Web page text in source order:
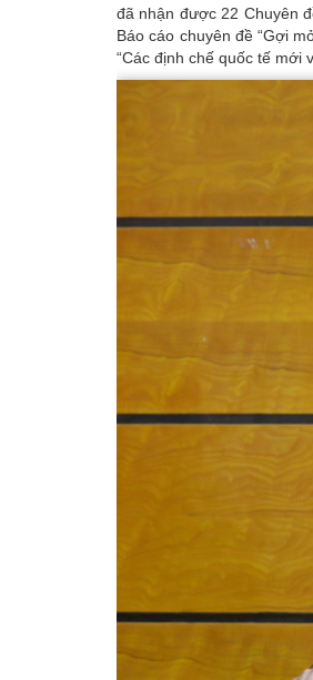
đã nhận được 22 Chuyên
Báo cáo chuyên đề “Gợi
“Các định chế quốc tế mới